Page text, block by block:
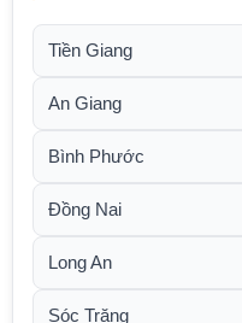
Tiền Giang
An Giang
Bình Phước
Đồng Nai
Long An
Sóc Trăng